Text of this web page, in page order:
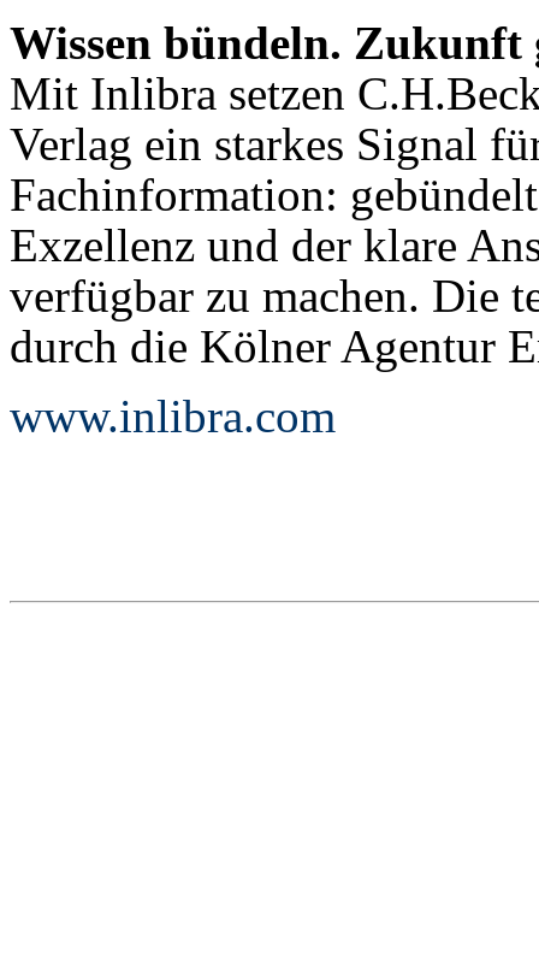
Wissen bündeln. Zukunft
Mit Inlibra setzen
Verlag ein starkes Signal
Fachinformation:
Exzellenz und der klare
verfügbar zu machen. Die
durch die Kölner Agentur
www.inlibra.com